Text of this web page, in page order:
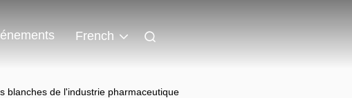
French
blanches de l'industrie pharmaceutique